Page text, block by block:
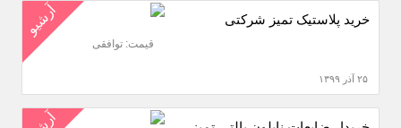
آرشیو خرید پلاستیک تمیز شرکتی
۲۵ آذر ۱۳۹۹
قیمت: توافقی